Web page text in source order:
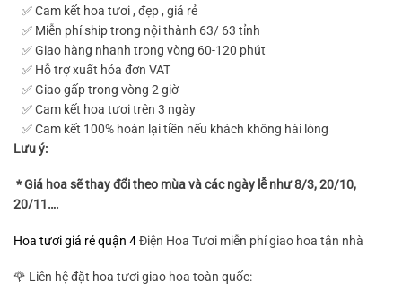
✅ Cam kết hoa tươi , đẹp , giá rẻ
✅ Miễn phí ship trong nội thành 63/ 63 tỉnh
✅ Giao hàng nhanh trong vòng 60-120 phút
✅ Hỗ trợ xuất hóa đơn VAT
✅ Giao gấp trong vòng 2 giờ
✅ Cam kết hoa tươi trên 3 ngày
✅ Cam kết 100% hoàn lại tiền nếu khách không hài lòng
Lưu ý:
* Giá hoa sẽ thay đổi theo mùa và các ngày lễ như 8/3, 20/10,
20/11….
Hoa tươi giá rẻ quận 4Điện Hoa Tươi miễn phí giao hoa tận nhà
🌹 Liên hệ đặt hoa tươi giao hoa toàn quốc: